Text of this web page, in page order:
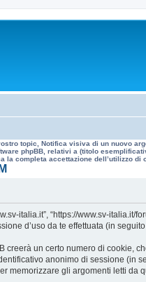
topic, Notifica visiva di un nuovo
phpBB, relativi a (titolo
completa accettazione dell’utilizzo
italia.it”, “https://www.sv-italia.it/
d’uso da te effettuata (in
un certo numero di cookie,
anonimo di sessione (in
memorizzare gli argomenti letti